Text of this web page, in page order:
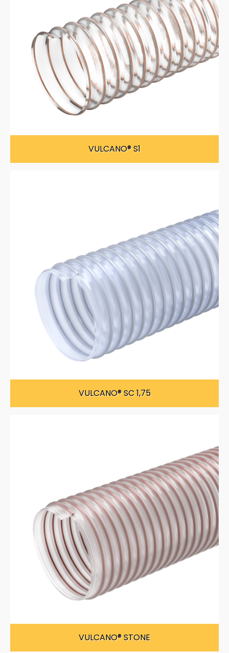
VULCANO® S1
VULCANO® SC 1,75
VULCANO® STONE